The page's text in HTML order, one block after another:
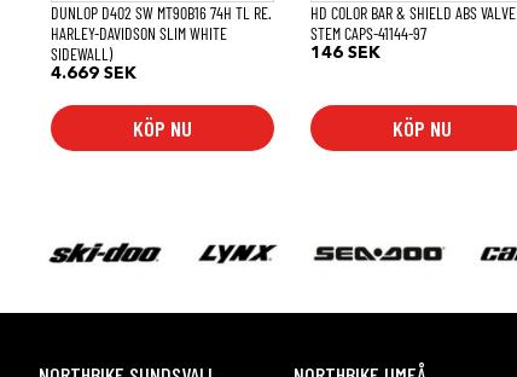
DUNLOP D402 SW MT90B16 74H TL RE.
HARLEY-DAVIDSON SLIM WHITE
SIDEWALL)
4.669 SEK
KÖP NU
HD COLOR BAR & SHIELD ABS VALVE
STEM CAPS-41144-97
146SEK
KÖP NU